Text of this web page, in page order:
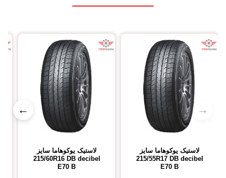
→
←
لاستیک یوکوهاما سایز
215/55R17 DB decibel
E70 B
لاستیک یوکوهاما سایز
215/60R16 DB decibel
E70 B